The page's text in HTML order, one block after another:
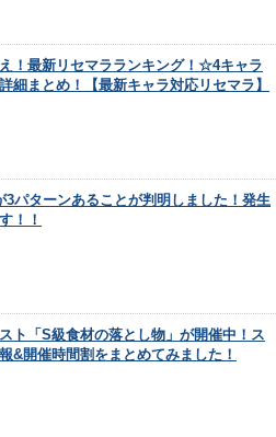
！最新リセマラランキング！☆4キャラ
細まとめ！【最新キャラ対応リセマラ】
パターンあることが判明しました！発生
！！
ト「S級食材の落とし物」が開催中！ス
&開催時間割をまとめてみました！